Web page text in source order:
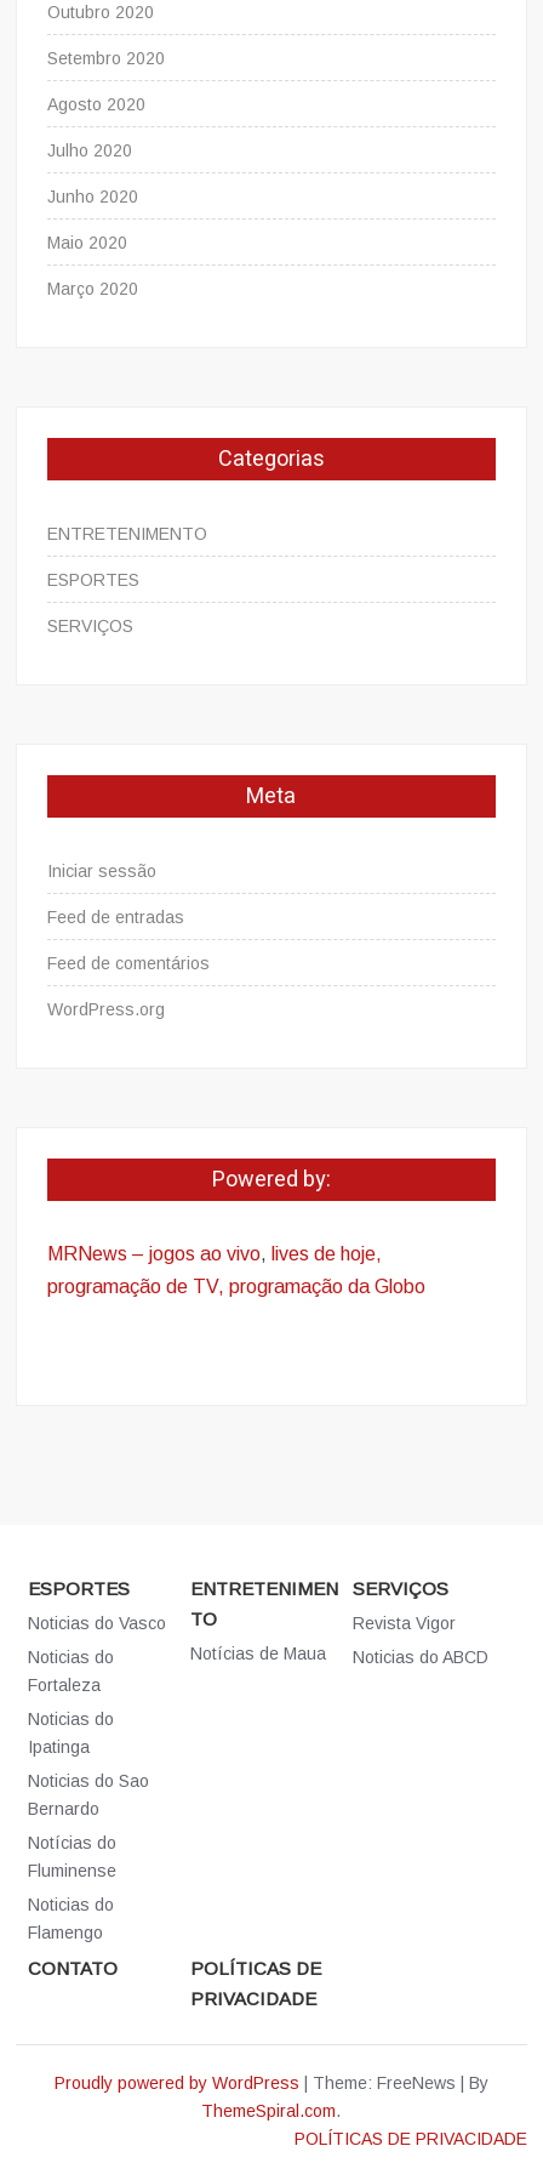
Outubro 2020
Setembro 2020
Agosto 2020
Julho 2020
Junho 2020
Maio 2020
Março 2020
Categorias
ENTRETENIMENTO
ESPORTES
SERVIÇOS
Meta
Iniciar sessão
Feed de entradas
Feed de comentários
WordPress.org
Powered by:
MRNews – jogos ao vivo, lives de hoje,
programação de TV, programação da Globo
ESPORTES
Noticias do Vasco
Noticias do
Fortaleza
Noticias do
Ipatinga
Noticias do Sao
Bernardo
Notícias do
Fluminense
Noticias do
Flamengo
ENTRETENIMEN
TO
Notícias de Maua
SERVIÇOS
Revista Vigor
Noticias do ABCD
CONTATO
POLÍTICAS DE
PRIVACIDADE
Proudly powered by WordPress Theme: FreeNews
By
ThemeSpiral.com.
POLÍTICAS DE PRIVACIDADE